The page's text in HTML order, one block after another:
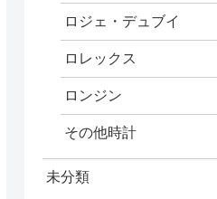
ロジェ・デュブイ
ロレックス
ロンジン
その他時計
未分類